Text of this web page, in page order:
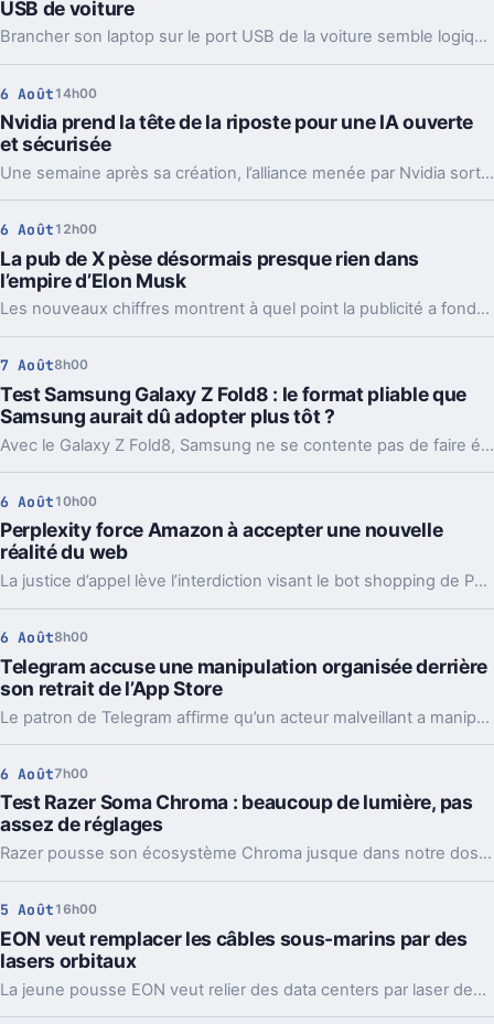
USB de voiture
Brancher son laptop sur le port USB de la voiture semble logique. En pratique, la puissance manque souvent, sauf rares exceptions bien identifiées.
6 Août 14h00
Nvidia prend la tête de la riposte pour une IA ouverte
et sécurisée
Une semaine après sa création, l’alliance menée par Nvidia sort déjà des propositions concrètes pour sécuriser l’IA ouverte. Et ce timing compte.
6 Août 12h00
La pub de X pèse désormais presque rien dans
l’empire d’Elon Musk
Les nouveaux chiffres montrent à quel point la publicité a fondu sur X depuis 2022. Et même en légère hausse sur un trimestre, elle pèse peu dans l’ensemble.
7 Août8h00
Test Samsung Galaxy Z Fold8 : le format pliable que
Samsung aurait dû adopter plus tôt ?
Avec le Galaxy Z Fold8, Samsung ne se contente pas de faire évoluer son smartphone pliable : il change complètement sa philosophie avec un appareil plus court, plus large et étonnamment compact. Un choix qui fonctionne particulièrement bien au quotidien, même si les concessions faites sur la photo et l’autonomie sont difficiles à ignorer sur un smartphone vendu à partir de 1 999 euros.
6 Août 10h00
Perplexity force Amazon à accepter une nouvelle
réalité du web
La justice d’appel lève l’interdiction visant le bot shopping de Perplexity sur Amazon. Une victoire nette, mais loin d’être la fin du match.
6 Août8h00
Telegram accuse une manipulation organisée derrière
son retrait de l’App Store
Le patron de Telegram affirme qu’un acteur malveillant a manipulé les signalements pour faire retirer l’app par Apple. Un précédent qui inquiète vraiment.
6 Août7h00
Test Razer Soma Chroma : beaucoup de lumière, pas
assez de réglages
Razer pousse son écosystème Chroma jusque dans notre dos avec la Soma Chroma, une chaise gaming bardée de RGB et proposée à 529,99 euros. Spectaculaire dans un setup, confortable au quotidien, elle nous laisse pourtant un sentiment mitigé face à une ergonomie étonnamment peu personnalisable à ce niveau de prix.
5 Août 16h00
EON veut remplacer les câbles sous-marins par des
lasers orbitaux
La jeune pousse EON veut relier des data centers par laser depuis l’orbite. Une idée très ambitieuse, portée par l’explosion des besoins en IA.